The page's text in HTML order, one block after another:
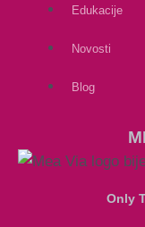
Edukacije
Novosti
Blog
Only